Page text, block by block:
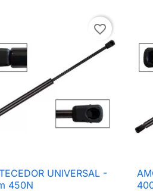
favorite_border
 Vista rápidaUNIVERSAL -
450N